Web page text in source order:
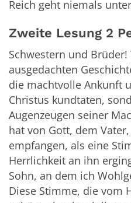
Reich geht niemals
Zweite Lesung 2
Schwestern und
ausgedachten
die machtvolle Ankunft
Christus kundtaten,
Augenzeugen seiner
hat von Gott, dem
empfangen, als eine
Herrlichkeit an ihn
Sohn, an dem ich
Diese Stimme, die vom